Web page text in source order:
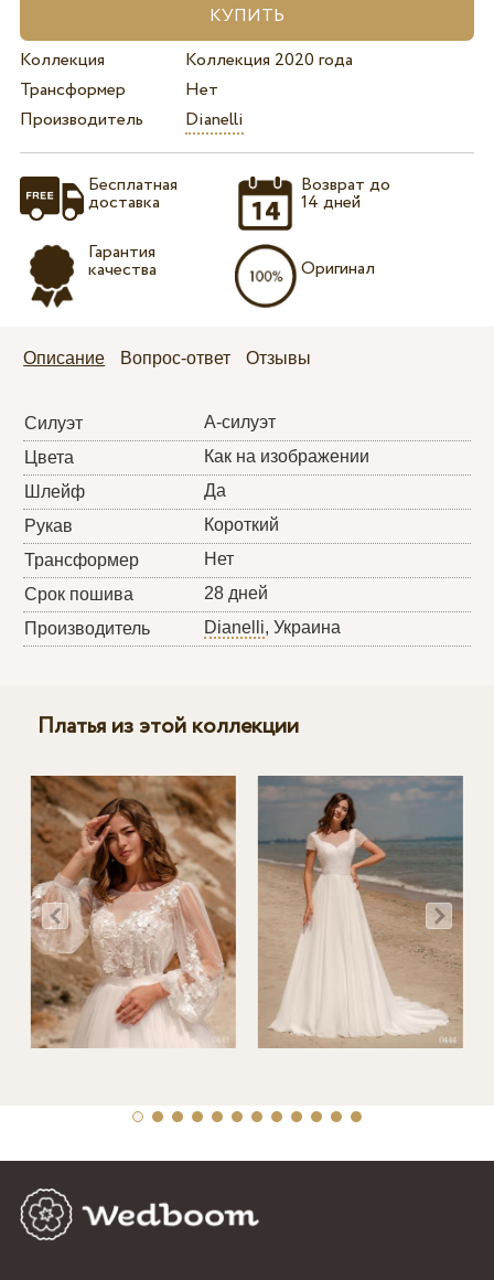
Коллекция
Коллекция 2020 года
Трансформер
Нет
Производитель
Dianelli
Бесплатная
доставка
Гарантия
качества
Возврат до
14 дней
Оригинал
Описание Вопрос-ответ Отзывы
Силуэт
А-силуэт
Цвета
Как на изображении
Шлейф
Да
Рукав
Короткий
Трансформер
Нет
Срок пошива
28 дней
Производитель
Dianelli, Украина
Платья из этой коллекции